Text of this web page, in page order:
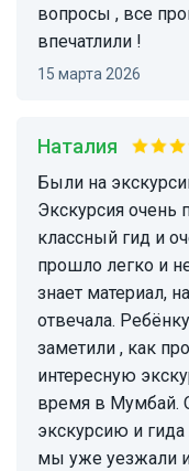
вопросы , все
впечатлили !
15 марта 2026
Наталия
Были на экскурсии семьёй с дочкой 11 лет.
Экскурсия очень
классный гид и
прошло легко и
знает материал,
отвечала.
заметили , как
интересную
время в Мумбай.
экскурсию и
мы уже уезжали